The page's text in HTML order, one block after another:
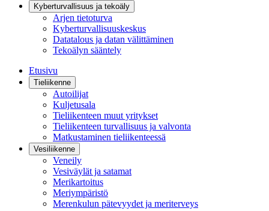
Kyberturvallisuus ja tekoäly
Arjen tietoturva
Kyberturvallisuuskeskus
Datatalous ja datan välittäminen
Tekoälyn sääntely
Etusivu
Tieliikenne
Autoilijat
Kuljetusala
Tieliikenteen muut yritykset
Tieliikenteen turvallisuus ja valvonta
Matkustaminen tieliikenteessä
Vesiliikenne
Veneily
Vesiväylät ja satamat
Merikartoitus
Meriympäristö
Merenkulun pätevyydet ja meriterveys